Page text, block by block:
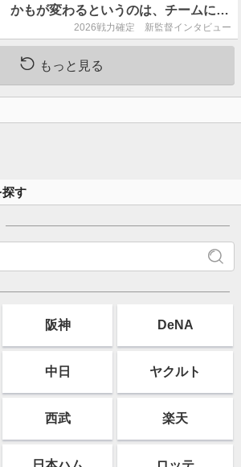
かもが変わるというのは、チームにと
って良くないことなんです」
2026戦力確定 新監督インタビュー
もっと見る
す
阪神 DeNA
中日 ヤクルト
西武 楽天